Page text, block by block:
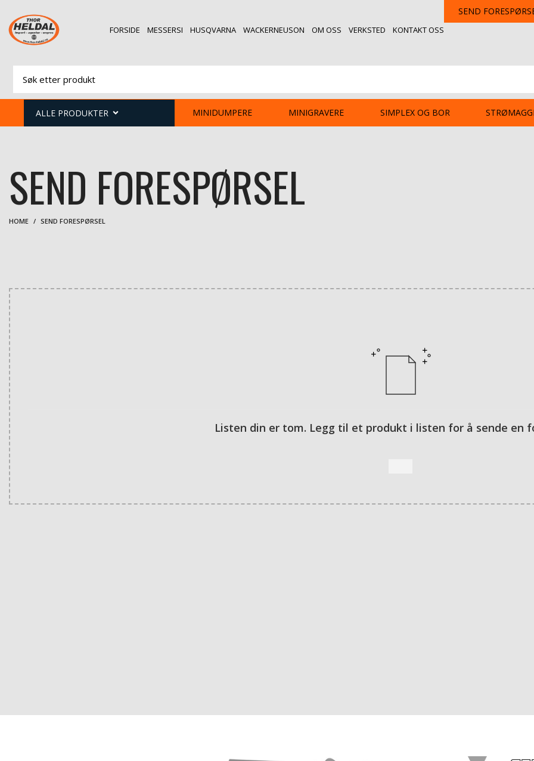
FORSIDE MESSERSI HUSQVARNA WACKERNEUSON OM OSS VERKSTED KONTAKT OSS
SEND
ALLE PRODUKTER MINIDUMPERE MINIGRAVERE SIMPLEX OG BOR
SEND FORESPØRSEL
HOME SEND FORESPØRSEL
Listen din er tom. Legg til et produkt i listen for å sende en